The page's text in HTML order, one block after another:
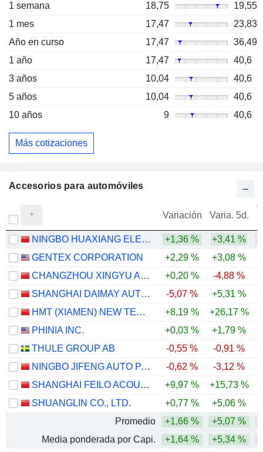
1 semana 18,75
19,55
1 mes
17,47
23,83
Año en curso
17,47
36,49
1 año
17,47
40,6
3 años
10,04
40,6
5 años
10,04
40,6
10 años
9 40,6
Más cotizaciones
Accesorios para automóviles
Variación Varia. 5d.
NINGBO HUAXIANG ELECTRONIC CO., LTD. +1,36 % +3,41 %
GENTEX CORPORATION
+2,29 % +3,08 %
CHANGZHOU XINGYU AUTOMOTIVE LIGHTING SYSTEMS CO., LTD.
+0,20 % -4,88 %
SHANGHAI DAIMAY AUTOMOTIVE INTERIOR CO., LTD
-5,07 % +5,31 %
HMT (XIAMEN) NEW TECHNICAL MATERIALS CO., LTD
+8,19 % +26,17 %
PHINIA INC.
+0,03 % +1,79 %
THULE GROUP AB
-0,55 % -0,91 %
NINGBO JIFENG AUTO PARTS CO., LTD.
-0,62 % -3,12 %
SHANGHAI FEILO ACOUSTICS CO.,LTD
+9,97 % +15,73 %
SHUANGLIN CO., LTD.
+0,77 % +5,06 %
Promedio
+1,66 % +5,07 %
Media ponderada por Capi.
+1,64 % +5,34 %